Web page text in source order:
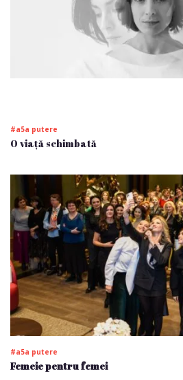
#a5a putere
O viață schimbată
#a5a putere
Femeie pentru femei